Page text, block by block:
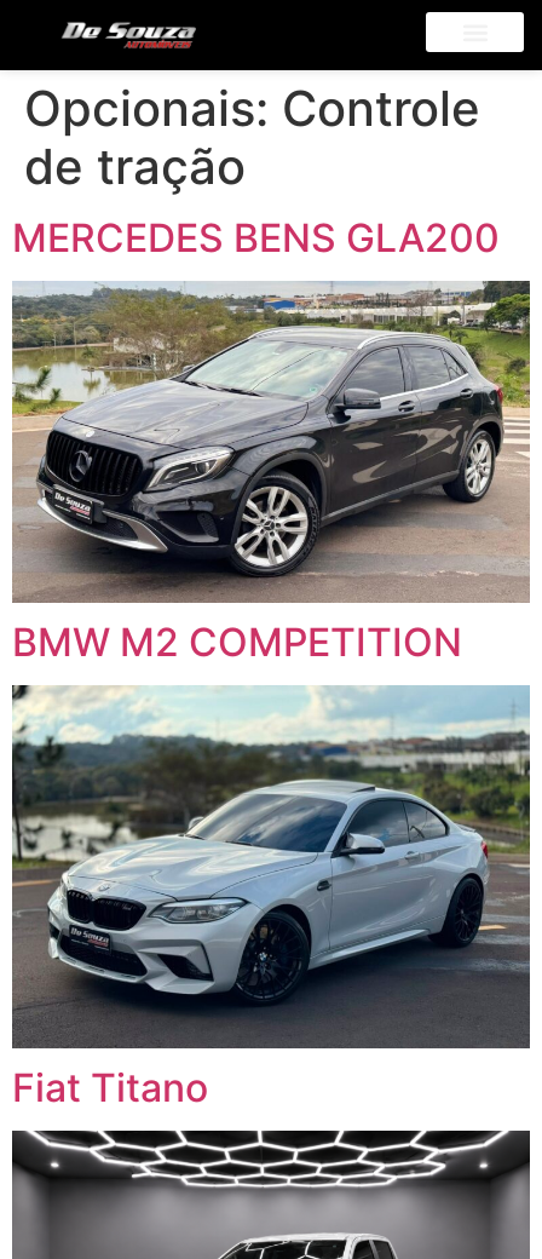
Opcionais: Controle
de tração
MERCEDES BENS GLA200
BMW M2 COMPETITION
Fiat Titano